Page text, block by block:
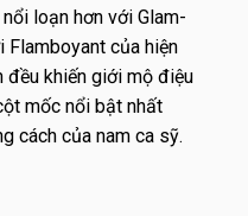
loạn hơn với Glam-
Flamboyant của hiện
đều khiến giới mộ điệu
mốc nổi bật nhất
cách của nam ca sỹ.